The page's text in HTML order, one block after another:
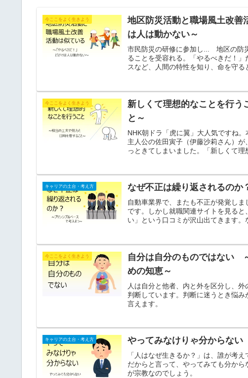
今ここをよく生きよう
地区防災活動と職場風土改
は人は動かない～
市民防災の研修に参加し... 地区の防
ることを受容れる。「やるべきだ！
スなど、人間の特性を知り、命を守
今ここをよく生きよう
新しくて理想的なことを行
と～
NHK朝ドラ「虎に翼」大人気ですね
主人公の佐田寅子（伊藤沙莉さん）
っときてしまいました。「新しくて
キャリアの土台・考え方 なぜ不正は繰り返されるの
自動車業界で、またも不正が発覚し
です。しかし就職関連サイトを見る
い」という口コミが沢山出てきます
今ここをよく生きよう
自分は自分のものではない
めの知恵～
人は自分と他者、内と外を区分し、
判断しています。判断に迷うとき悩
言えます。
キャリアの土台・考え方 やってみなけりゃ分からな
「人はなぜ生きるか？」は、誰が考
だからと言って、やってみても分か
が宗教なのでしょう。